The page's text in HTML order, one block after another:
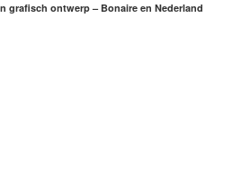
grafisch ontwerp – Bonaire en Nederland